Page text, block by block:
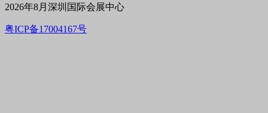
2026年8月深圳国际会展中心
粤ICP备17004167号